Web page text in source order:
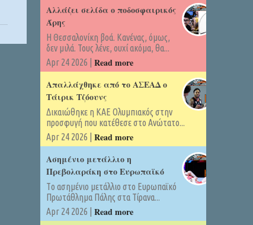
Αλλάζει σελίδα ο ποδοσφαιρικός
Άρης
Η Θεσσαλονίκη βοά. Κανένας, όμως,
δεν μιλά. Τους λένε, ουχί ακόμα, θα...
Apr 24 2026 | Read more
Απαλλάχθηκε από το ΑΣΕΑΔ ο
Τάιρικ Τζόουνς
Δικαιώθηκε η ΚΑΕ Ολυμπιακός στην
προσφυγή που κατέθεσε στο Ανώτατο...
Apr 24 2026 | Read more
Ασημένιο μετάλλιο η
Πρεβολαράκη στο Ευρωπαϊκό
Tο ασημένιο μετάλλιο στο Ευρωπαϊκό
Πρωτάθλημα Πάλης στα Τίρανα...
Apr 24 2026 | Read more